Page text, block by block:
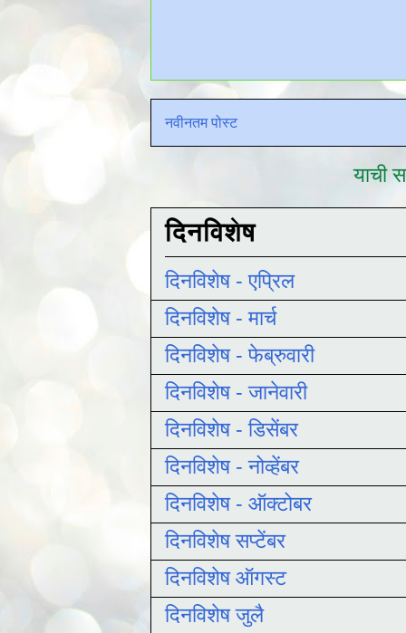
नवीनतम पोस्ट
याची
दिनविशेष
दिनविशेष - एप्रिल
दिनविशेष - मार्च
दिनविशेष - फेब्रुवारी
दिनविशेष - जानेवारी
दिनविशेष - डिसेंबर
दिनविशेष - नोव्हेंबर
दिनविशेष - ऑक्टोबर
दिनविशेष सप्टेंबर
दिनविशेष ऑगस्ट
दिनविशेष जुलै